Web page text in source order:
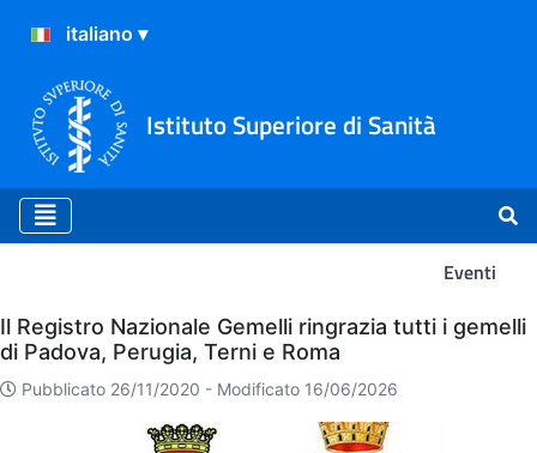
Istituto Superiore di Sanità
Eventi
Eventi
Il Registro Nazionale Gemelli ringrazia tutti i gemelli
di Padova, Perugia, Terni e Roma
Pubblicato 26/11/2020 - Modificato 16/06/2026